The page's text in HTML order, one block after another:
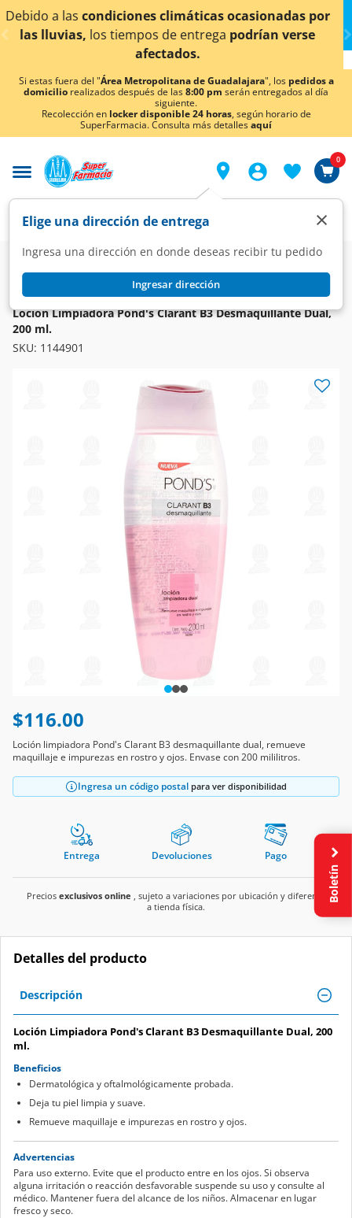
< div class="carousel-inner">
ocasionadas por
podrían verse
¡Ahora también en
conocer
Si estas fuera del "Área Metropolitana de Guadalajara", los pedidos a
domicilio realizados después de las8:00 pm serán entregados al día
siguiente.
Recolección en locker disponible 24 horas, según horario de
SuperFarmacia. Consulta más detallesaquí
Elige una dirección de entrega
Ingresa una dirección en donde deseas recibir tu pedido
Ingresar dirección
×
0
Super Higiene y Belleza
Cuidado Facial
Desmaquillantes
POND'S
Loción Limpiadora Pond's Clarant B3 Desmaquillante Dual,
200 ml.
SKU: 1144901
$116.00
Loción limpiadora Pond's Clarant B3 desmaquillante dual, remueve
maquillaje e impurezas en rostro y ojos. Envase con 200 mililitros.
Ingresa un código postal para ver disponibilidad
Entrega Devoluciones Pago
Precios exclusivos online , sujeto a variaciones por ubicación y diferente
a tienda física.
Detalles del producto
Descripción
Loción Limpiadora Pond's Clarant B3 Desmaquillante Dual, 200
ml.
Beneficios
Dermatológica y oftalmológicamente probada.
Deja tu piel limpia y suave.
Remueve maquillaje e impurezas en rostro y ojos.
Advertencias
Para uso externo. Evite que el producto entre en los ojos. Si observa
alguna irritación o reacción desfavorable suspende su uso y consulte al
médico. Mantener fuera del alcance de los niños. Almacenar en lugar
fresco y seco.
Boletín